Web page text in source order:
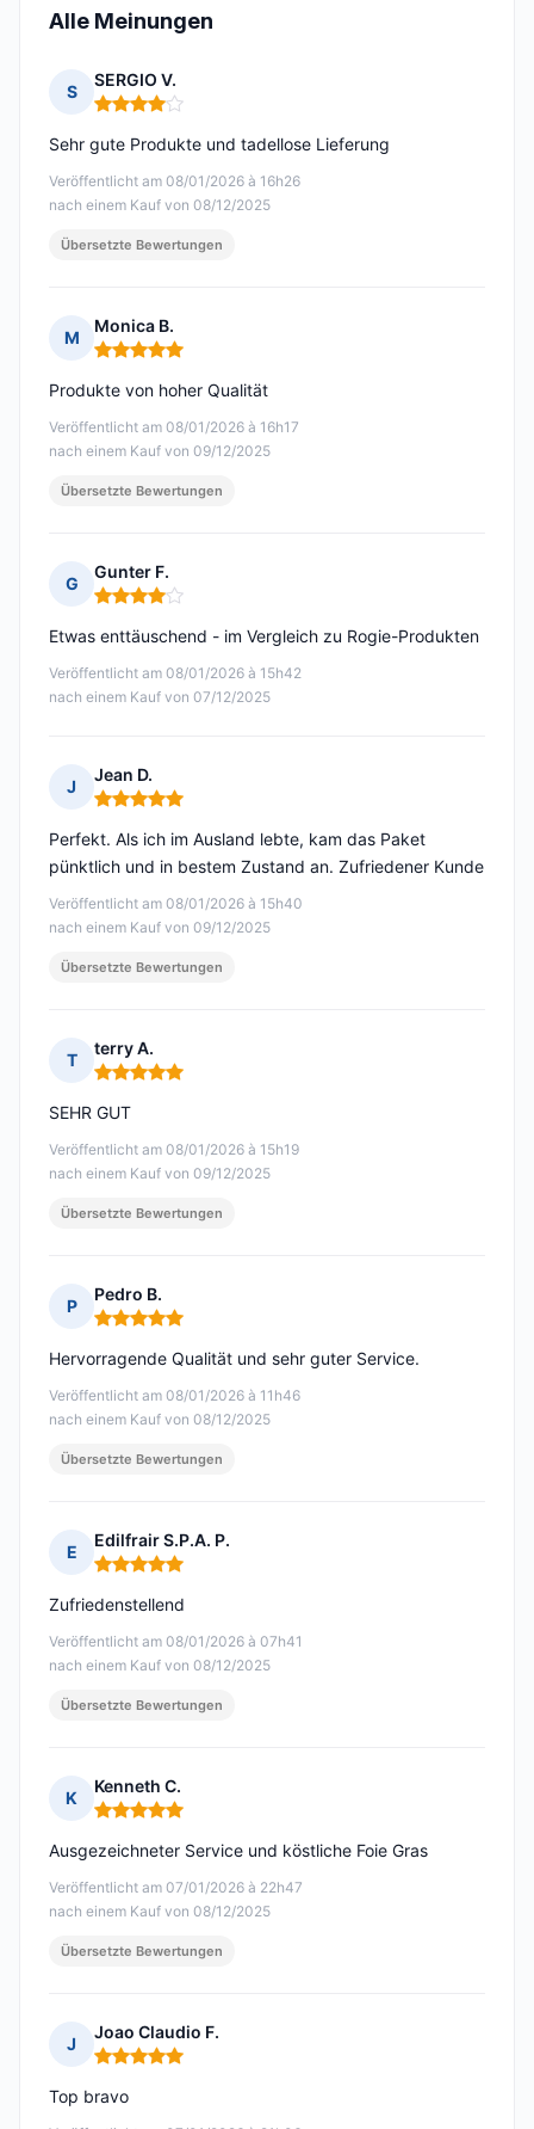
Alle Meinungen
S
SERGIO V.
Hinweis: 4 von 5
Veröffentlicht am 08/01/2026 à 16h26
nach einem Kauf von 08/12/2025
Sehr gute Produkte und tadellose Lieferung
Übersetzte Bewertungen
M
Monica B.
Hinweis: 5 von 5
Veröffentlicht am 08/01/2026 à 16h17
nach einem Kauf von 09/12/2025
Produkte von hoher Qualität
Übersetzte Bewertungen
G
Gunter F.
Hinweis: 4 von 5
Veröffentlicht am 08/01/2026 à 15h42
nach einem Kauf von 07/12/2025
Etwas enttäuschend - im Vergleich zu Rogie-Produkten
J
Jean D.
Hinweis: 5 von 5
Veröffentlicht am 08/01/2026 à 15h40
nach einem Kauf von 09/12/2025
Perfekt. Als ich im Ausland lebte, kam das Paket
pünktlich und in bestem Zustand an. Zufriedener Kunde
Übersetzte Bewertungen
T
terry A.
Hinweis: 5 von 5
Veröffentlicht am 08/01/2026 à 15h19
nach einem Kauf von 09/12/2025
SEHR GUT
Übersetzte Bewertungen
P
Pedro B.
Hinweis: 5 von 5
Veröffentlicht am 08/01/2026 à 11h46
nach einem Kauf von 08/12/2025
Hervorragende Qualität und sehr guter Service.
Übersetzte Bewertungen
E
Edilfrair S.P.A. P.
Hinweis: 5 von 5
Veröffentlicht am 08/01/2026 à 07h41
nach einem Kauf von 08/12/2025
Zufriedenstellend
Übersetzte Bewertungen
K
Kenneth C.
Hinweis: 5 von 5
Veröffentlicht am 07/01/2026 à 22h47
nach einem Kauf von 08/12/2025
Ausgezeichneter Service und köstliche Foie Gras
Übersetzte Bewertungen
J
Joao Claudio F.
Hinweis: 5 von 5
Top bravo